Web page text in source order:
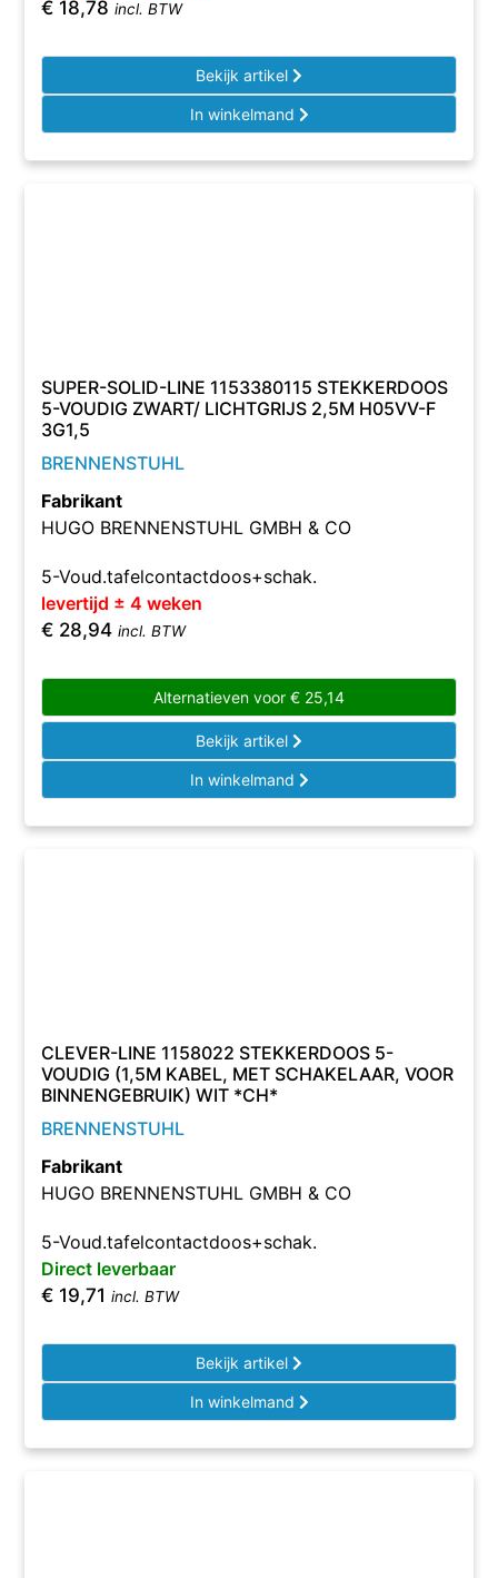
€ 18,78 incl. BTW
Bekijk artikel
In winkelmand
SUPER-SOLID-LINE 1153380115 STEKKERDOOS
5-VOUDIG ZWART/ LICHTGRIJS 2,5M H05VV-F
3G1,5
BRENNENSTUHL
Fabrikant
HUGO BRENNENSTUHL GMBH & CO
5-Voud.tafelcontactdoos+schak.
levertijd ± 4 weken
€ 28,94 incl. BTW
Alternatieven voor € 25,14
Bekijk artikel
In winkelmand
CLEVER-LINE 1158022 STEKKERDOOS 5-
VOUDIG (1,5M KABEL, MET SCHAKELAAR, VOOR
BINNENGEBRUIK) WIT *CH*
BRENNENSTUHL
Fabrikant
HUGO BRENNENSTUHL GMBH & CO
5-Voud.tafelcontactdoos+schak.
Direct leverbaar
€ 19,71 incl. BTW
Bekijk artikel
In winkelmand